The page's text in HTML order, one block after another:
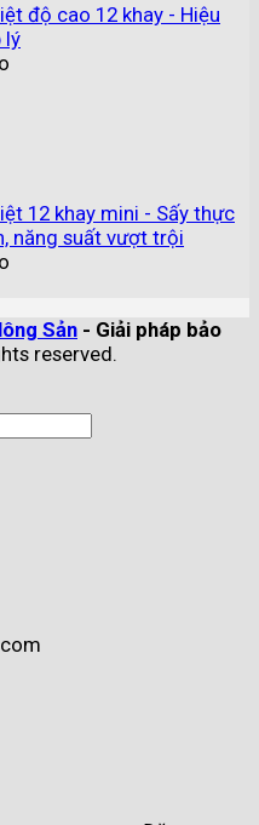
độ cao 12 khay - Hiệu
lý
12 khay mini - Sấy thực
năng suất vượt trội
Sản - Giải pháp bảo
reserved.